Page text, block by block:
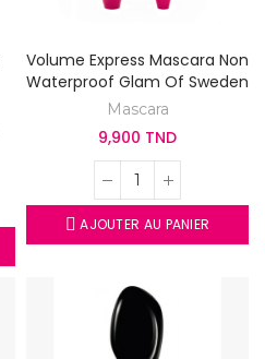
Volume Express Mascara Non
Waterproof Glam Of Sweden
Mascara
9,900 TND
AJOUTER AU PANIER